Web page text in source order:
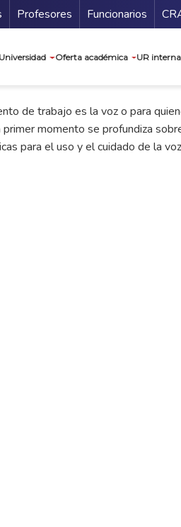
Profesores Funcionarios
Oferta académica UR
de trabajo es la voz o para
momento se profundiza
para el uso y el cuidado de la